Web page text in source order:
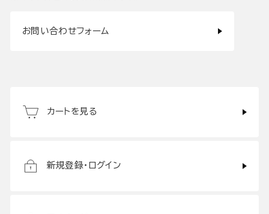
お問い合わせフォーム
カートを見る
新規登録・ログイン